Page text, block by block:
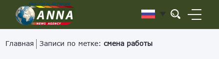
Главная Записи по метке:смена работы